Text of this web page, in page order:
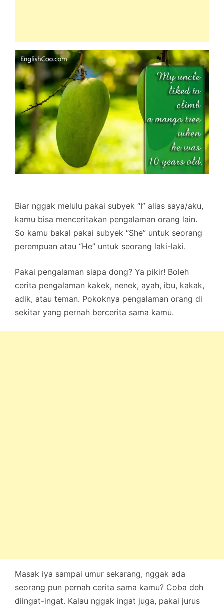
Biar nggak melulu pakai subyek “I” alias saya/aku,
kamu bisa menceritakan pengalaman orang lain.
So kamu bakal pakai subyek “She” untuk seorang
perempuan atau “He” untuk seorang laki-laki.
Pakai pengalaman siapa dong? Ya pikir! Boleh
cerita pengalaman kakek, nenek, ayah, ibu, kakak,
adik, atau teman. Pokoknya pengalaman orang di
sekitar yang pernah bercerita sama kamu.
Masak iya sampai umur sekarang, nggak ada
seorang pun pernah cerita sama kamu? Coba deh
diingat-ingat. Kalau nggak ingat juga, pakai jurus